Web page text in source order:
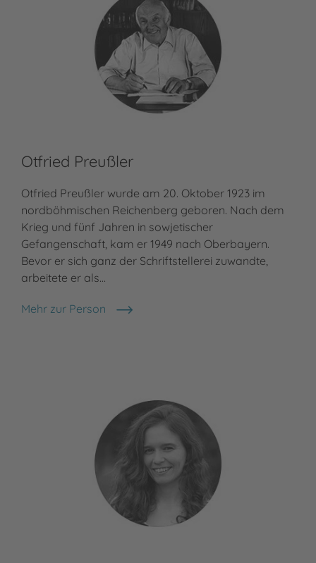
Otfried Preußler
Otfried Preußler wurde am 20. Oktober 1923 im
nordböhmischen Reichenberg geboren. Nach dem
Krieg und fünf Jahren in sowjetischer
Gefangenschaft, kam er 1949 nach Oberbayern.
Bevor er sich ganz der Schriftstellerei zuwandte,
arbeitete er als…
Mehr zur Person
Otfried Preußler